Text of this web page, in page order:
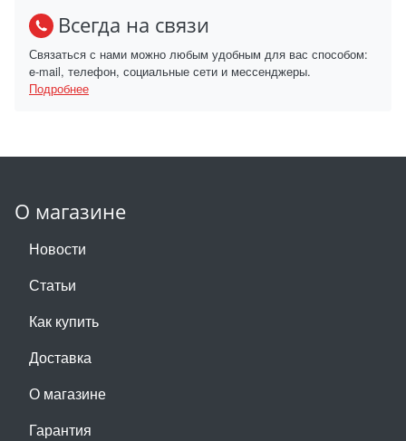
Всегда на связи
Связаться с нами можно любым удобным для вас способом:
e-mail, телефон, социальные сети и мессенджеры.
Подробнее
О магазине
Новости
Статьи
Как купить
Доставка
О магазине
Гарантия